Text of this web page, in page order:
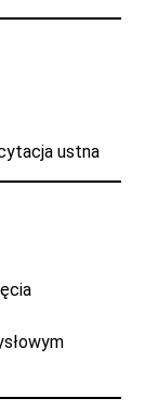
ustna